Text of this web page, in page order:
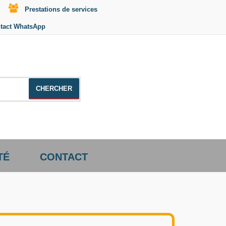
Prestations de services
WhatsApp
CONTACT